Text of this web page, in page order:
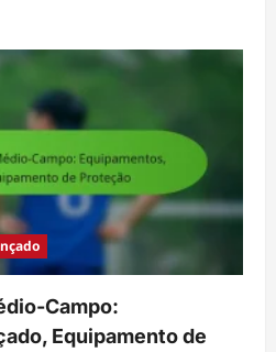
Campo:
Equipamento de